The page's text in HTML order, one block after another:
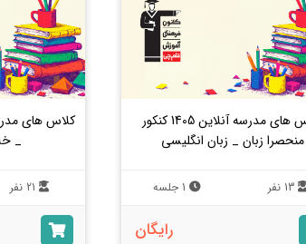
کلاس های مدرسه آنلاین 1405 کنکور
منحصرا زبان _ زبان انگلیسی
13 نفر 1 جلسه
رایگان
_
21 نفر